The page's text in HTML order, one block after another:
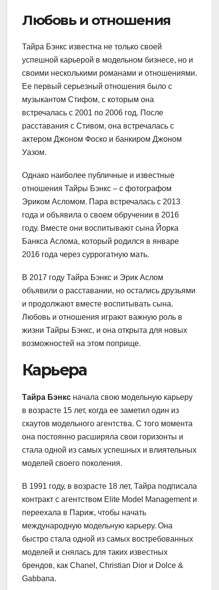
Любовь и отношения
Тайра Бэнкс известна не только своей
успешной карьерой в модельном бизнесе, но и
своими несколькими романами и отношениями.
Ее первый серьезный отношения было с
музыкантом Стифом, с которым она
встречалась с 2001 по 2006 год. После
расставания с Стивом, она встречалась с
актером Джоном Фоско и банкиром Джоном
Уазом.
Однако наиболее публичные и известные
отношения Тайры Бэнкс – с фотографом
Эриком Асломом. Пара встречалась с 2013
года и объявила о своем обручении в 2016
году. Вместе они воспитывают сына Йорка
Банкса Аслома, который родился в январе
2016 года через суррогатную мать.
В 2017 году Тайра Бэнкс и Эрик Аслом
объявили о расставании, но остались друзьями
и продолжают вместе воспитывать сына.
Любовь и отношения играют важную роль в
жизни Тайры Бэнкс, и она открыта для новых
возможностей на этом поприще.
Карьера
Тайра Бэнкс начала свою модельную карьеру
в возрасте 15 лет, когда ее заметил один из
скаутов модельного агентства. С того момента
она постоянно расширяла свои горизонты и
стала одной из самых успешных и влиятельных
моделей своего поколения.
В 1991 году, в возрасте 18 лет, Тайра подписала
контракт с агентством Elite Model Management и
переехала в Париж, чтобы начать
международную модельную карьеру. Она
быстро стала одной из самых востребованных
моделей и снялась для таких известных
брендов, как Chanel, Christian Dior и Dolce &
Gabbana.